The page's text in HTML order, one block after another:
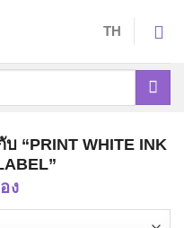
TH
“PRINT WHITE INK
ง